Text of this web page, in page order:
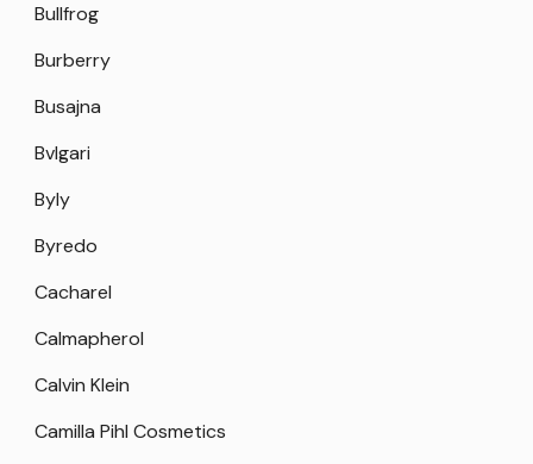
Bullfrog
Burberry
Busajna
Bvlgari
Byly
Byredo
Cacharel
Calmapherol
Calvin Klein
Camilla Pihl Cosmetics